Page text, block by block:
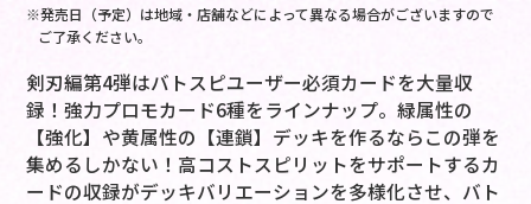
※発売日（予定）は地域・店舗などによって異なる場合がございますので
ご了承ください。
剣刃編第4弾はバトスピユーザー必須カードを大量収
録！強力プロモカード6種をラインナップ。緑属性の
【強化】や黄属性の【連鎖】デッキを作るならこの弾を
集めるしかない！高コストスピリットをサポートするカ
ードの収録がデッキバリエーションを多様化させ、バト